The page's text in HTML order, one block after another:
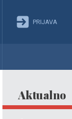
PRIJAVA
Aktualno